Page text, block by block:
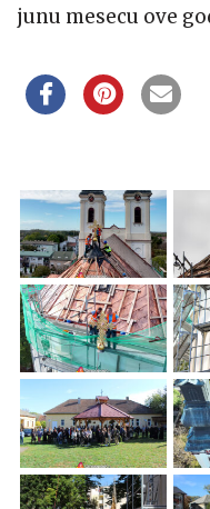
junu mesecu ove